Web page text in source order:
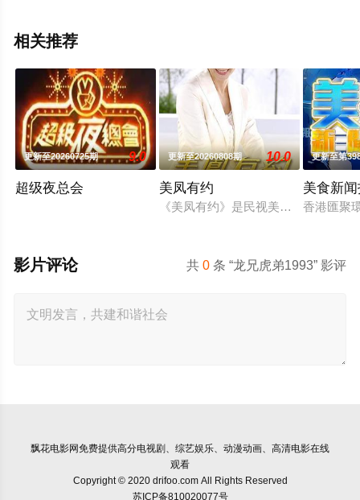
相关推荐
更新至20260725期 9.0
超级夜总会
更新至20260808期 10.0
美凤有约
《美凤有约》是民视美食节目，是
更新至第
美食新
香港匯聚
共0 条 “龙兄虎弟1993” 影评
影片评论
飘花电影网免费提供高分电视剧、综艺娱乐、动漫动画、高清电影在线
观看
Copyright © 2020 drifoo.com All Rights Reserved
苏ICP备810020077号